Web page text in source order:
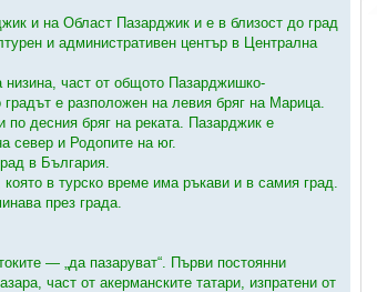
и на Област Пазарджик и е в близост до град
и административен център в Централна
низина, част от общото Пазарджишко-
е разположен на левия бряг на Марица.
по десния бряг на реката. Пазарджик е
север и Родопите на юг.
в България.
в турско време има ръкави и в самия град.
през града.
— „да пазаруват“. Първи постоянни
част от акерманските татари, изпратени от